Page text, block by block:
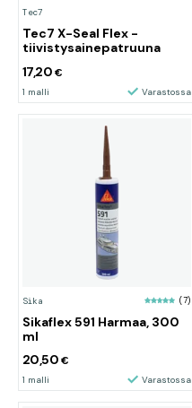
Tec7
Tec7 X-Seal Flex -
tiivistysainepatruuna
17,20 €
1 malli Varastossa
Sika (7)
Sikaflex 591 Harmaa, 300
ml
20,50 €
1 malli Varastossa